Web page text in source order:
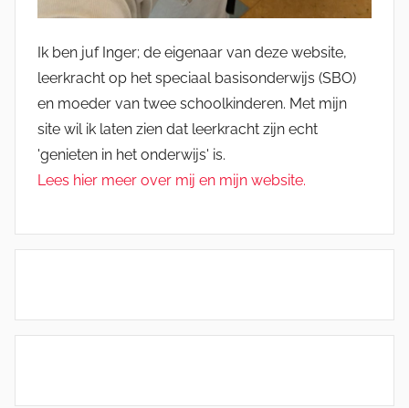
Ik ben juf Inger; de eigenaar van deze website,
leerkracht op het speciaal basisonderwijs (SBO)
en moeder van twee schoolkinderen. Met mijn
site wil ik laten zien dat leerkracht zijn echt
'genieten in het onderwijs' is.
Lees hier meer over mij en mijn website.